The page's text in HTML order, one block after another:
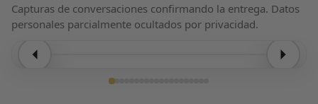
Capturas de conversaciones confirmando la entrega. Datos
personales parcialmente ocultados por privacidad.